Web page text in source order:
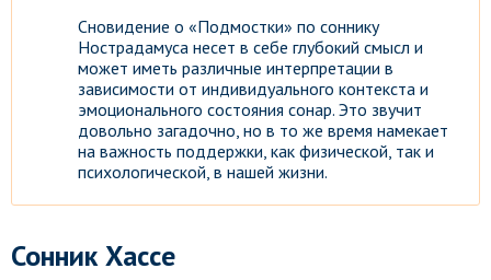
Сновидение о «Подмостки» по соннику
Нострадамуса несет в себе глубокий смысл и
может иметь различные интерпретации в
зависимости от индивидуального контекста и
эмоционального состояния сонар. Это звучит
довольно загадочно, но в то же время намекает
на важность поддержки, как физической, так и
психологической, в нашей жизни.
Сонник Хассе